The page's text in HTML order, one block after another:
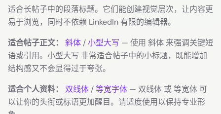
适合长帖子中的段落标题。它们能创建视觉层次，让内容更
易于浏览，同时不依赖 LinkedIn 有限的编辑器。
适合帖子正文：
斜体 /小型大写 — 使用 斜体 来强调关键短
语或引用。小型大写 非常适合帖子中的小标题，既能增加
结构感又不会显得过于夸张。
适合个人资料：
双线体 /等宽字体 — 双线体 或 等宽体 可
以让你的头衔或标语更加醒目。请适度使用以保持专业形